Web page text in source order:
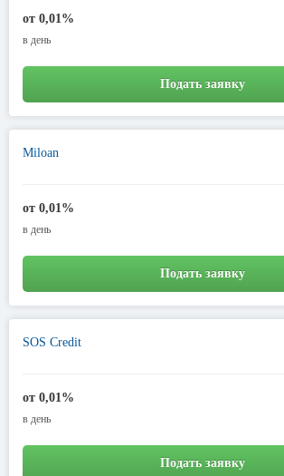
от 0,01%
в день
Подать заявку
Miloan
от 0,01%
в день
Подать заявку
SOS Credit
от 0,01%
в день
Подать заявку